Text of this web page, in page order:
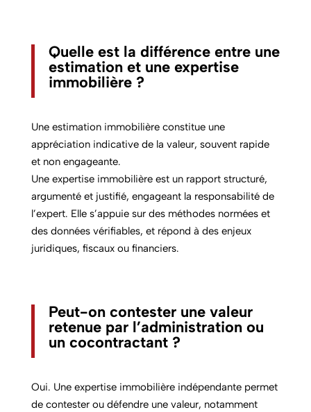
Quelle est la différence entre une
estimation et une expertise
immobilière ?
Une estimation immobilière constitue une
appréciation indicative de la valeur, souvent rapide
et non engageante.
Une expertise immobilière est un rapport structuré,
argumenté et justifié, engageant la responsabilité de
l’expert. Elle s’appuie sur des méthodes normées et
des données vérifiables, et répond à des enjeux
juridiques, fiscaux ou financiers.
Peut-on contester une valeur
retenue par l’administration ou
un cocontractant ?
Oui. Une expertise immobilière indépendante permet
de contester ou défendre une valeur, notamment